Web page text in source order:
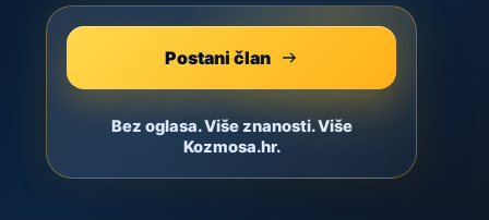
Postani član
Bez oglasa. Više znanosti. Više
Kozmosa.hr.